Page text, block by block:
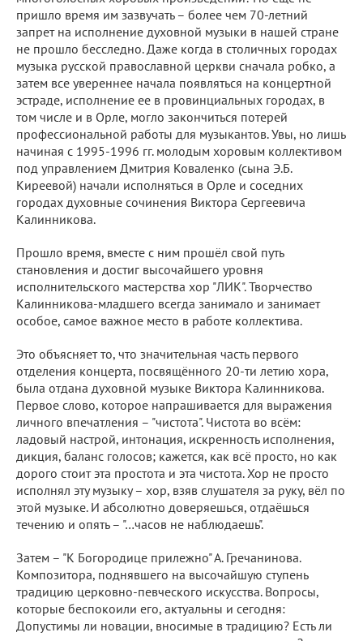
пришло время им зазвучать – более чем 70-летний
запрет на исполнение духовной музыки в нашей стране
не прошло бесследно. Даже когда в столичных городах
музыка русской православной церкви сначала робко, а
затем все увереннее начала появляться на концертной
эстраде, исполнение ее в провинциальных городах, в
том числе и в Орле, могло закончиться потерей
профессиональной работы для музыкантов. Увы, но лишь
начиная с 1995-1996 гг. молодым хоровым коллективом
под управлением Дмитрия Коваленко (сына Э.Б.
Киреевой) начали исполняться в Орле и соседних
городах духовные сочинения Виктора Сергеевича
Калинникова.
Прошло время, вместе с ним прошёл свой путь
становления и достиг высочайшего уровня
исполнительского мастерства хор "ЛИК". Творчество
Калинникова-младшего всегда занимало и занимает
особое, самое важное место в работе коллектива.
Это объясняет то, что значительная часть первого
отделения концерта, посвящённого 20-ти летию хора,
была отдана духовной музыке Виктора Калинникова.
Первое слово, которое напрашивается для выражения
личного впечатления – "чистота". Чистота во всём:
ладовый настрой, интонация, искренность исполнения,
дикция, баланс голосов; кажется, как всё просто, но как
дорого стоит эта простота и эта чистота. Хор не просто
исполнял эту музыку – хор, взяв слушателя за руку, вёл по
этой музыке. И абсолютно доверяешься, отдаёшься
течению и опять – "…часов не наблюдаешь".
Затем – "К Богородице прилежно" А. Гречанинова.
Композитора, поднявшего на высочайшую ступень
традицию церковно-певческого искусства. Вопросы,
которые беспокоили его, актуальны и сегодня:
Допустимы ли новации, вносимые в традицию? Есть ли